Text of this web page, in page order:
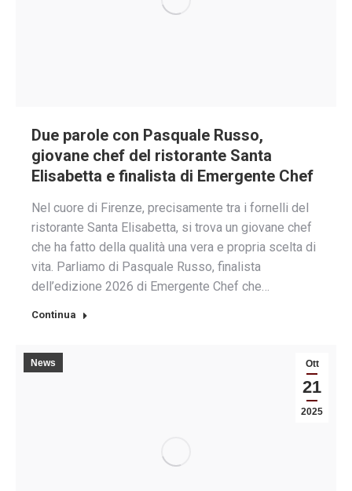
Due parole con Pasquale Russo,
giovane chef del ristorante Santa
Elisabetta e finalista di Emergente Chef
Nel cuore di Firenze, precisamente tra i fornelli del
ristorante Santa Elisabetta, si trova un giovane chef
che ha fatto della qualità una vera e propria scelta di
vita. Parliamo di Pasquale Russo, finalista
dell’edizione 2026 di Emergente Chef che…
Continua
Ott
21
2025
News